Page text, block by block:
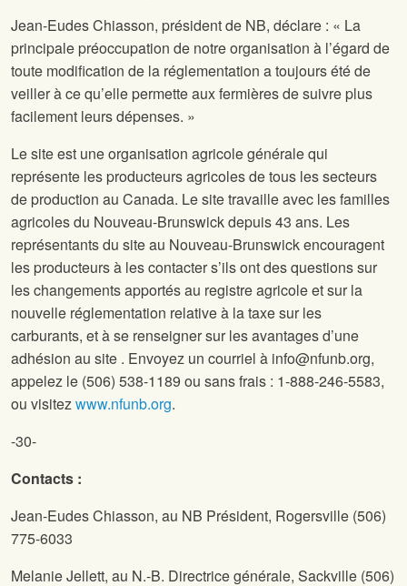
Jean-Eudes Chiasson, président de NB, déclare : « La
principale préoccupation de notre organisation à l’égard de
toute modification de la réglementation a toujours été de
veiller à ce qu’elle permette aux fermières de suivre plus
facilement leurs dépenses. »
Le siteest une organisation agricole générale qui
représente les producteurs agricoles de tous les secteurs
de production au Canada. Le sitetravaille avec les familles
agricoles du Nouveau-Brunswick depuis 43 ans. Les
représentants du siteau Nouveau-Brunswick encouragent
les producteurs à les contacter s’ils ont des questions sur
les changements apportés au registre agricole et sur la
nouvelle réglementation relative à la taxe sur les
carburants, et à se renseigner sur les avantages d’une
adhésion au site . Envoyez un courriel à info@nfunb.org,
appelez le (506) 538-1189 ou sans frais : 1-888-246-5583,
ou visitezwww.nfunb.org.
-30-
Contacts :
Jean-Eudes Chiasson, au NB Président, Rogersville (506)
775-6033
Melanie Jellett, au N.-B. Directrice générale, Sackville (506)